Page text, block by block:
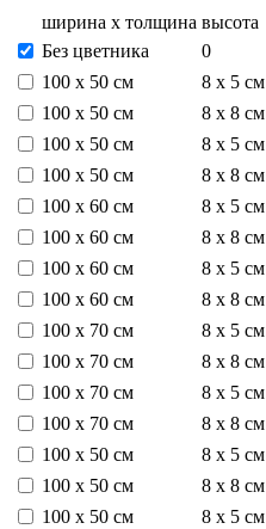
ширина х толщина высота
Без цветника
0
100 х 50 см
8 х 5 см
100 х 50 см
8 х 8 см
100 х 50 см
8 х 5 см
100 х 50 см
8 х 8 см
100 х 60 см
8 х 5 см
100 х 60 см
8 х 8 см
100 х 60 см
8 х 5 см
100 х 60 см
8 х 8 см
100 х 70 см
8 х 5 см
100 х 70 см
8 х 8 см
100 х 70 см
8 х 5 см
100 х 70 см
8 х 8 см
100 х 50 см
8 х 5 см
100 х 50 см
8 х 8 см
100 х 50 см
8 х 5 см